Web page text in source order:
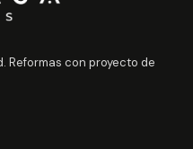
Reformas con proyecto de